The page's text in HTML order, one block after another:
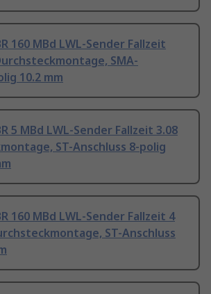
160 MBd LWL-Sender Fallzeit
SMA-
10.2 mm
5 MBd LWL-Sender Fallzeit 3.08
ST-Anschluss 8-polig
160 MBd LWL-Sender Fallzeit 4
ST-Anschluss